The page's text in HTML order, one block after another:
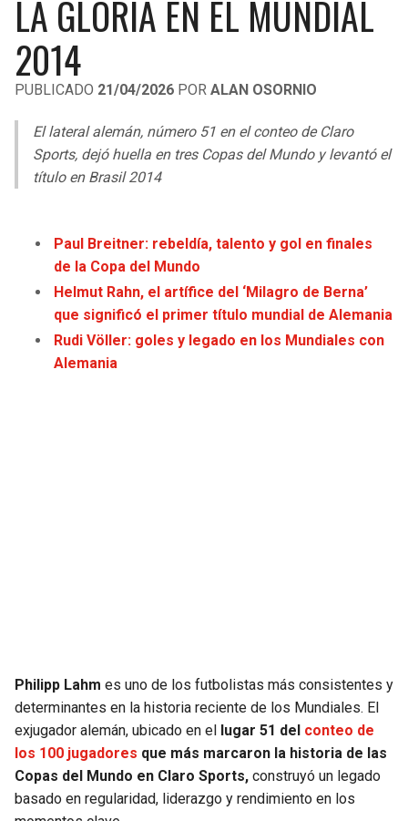
LIGA DE EXPANSIÓN MX
LEAGUES CUP
UEFA EUROPA LEAGUE
UEFA CONFERENCE LEAGUE
MLS
COPA LIBERTADORES
COPA SUDAMERICANA
OTRAS LIGAS
RAIDERS
CHARGERS
RAVENS
CARDINALS
RAMS
49ERS
CAVALIERS
PISTONS
PACERS
MAVERICKS
ROCKETS
GRIZZLIES
LA GLORIA EN EL MUNDIAL
2014
PUBLICADO 21/04/2026 POR ALAN OSORNIO
El lateral alemán, número 51 en el conteo de Claro
Sports, dejó huella en tres Copas del Mundo y levantó el
título en Brasil 2014
Paul Breitner: rebeldía, talento y gol en finales
de la Copa del Mundo
Helmut Rahn, el artífice del ‘Milagro de Berna’
que significó el primer título mundial de Alemania
Rudi Völler: goles y legado en los Mundiales con
Alemania
Philipp Lahm es uno de los futbolistas más consistentes y
determinantes en la historia reciente de los Mundiales. El
exjugador alemán, ubicado en el
lugar 51 del conteo de
los 100 jugadores que más marcaron la historia de las
Copas del Mundo en Claro Sports, construyó un legado
basado en regularidad, liderazgo y rendimiento en los